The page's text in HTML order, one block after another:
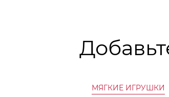
МЯГКИЕ ИГРУШКИ